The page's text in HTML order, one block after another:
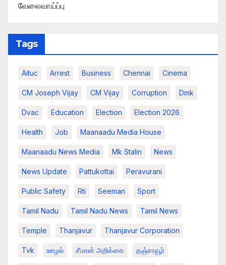
வேலைவாய்ப்பு
Tags
Aituc Arrest Business Chennai Cinema
CM Joseph Vijay CM Vijay Corruption Dmk
Dvac Education Election Election 2026
Health Job Maanaadu Media House
Maanaadu News Media Mk Stalin News
News Update Pattukottai Peravurani
Public Safety Rti Seeman Sport
Tamil Nadu Tamil Nadu News Tamil News
Temple Thanjavur Thanjavur Corporation
Tvk ஊழல் சீமான் அறிக்கை தஞ்சாவூர்